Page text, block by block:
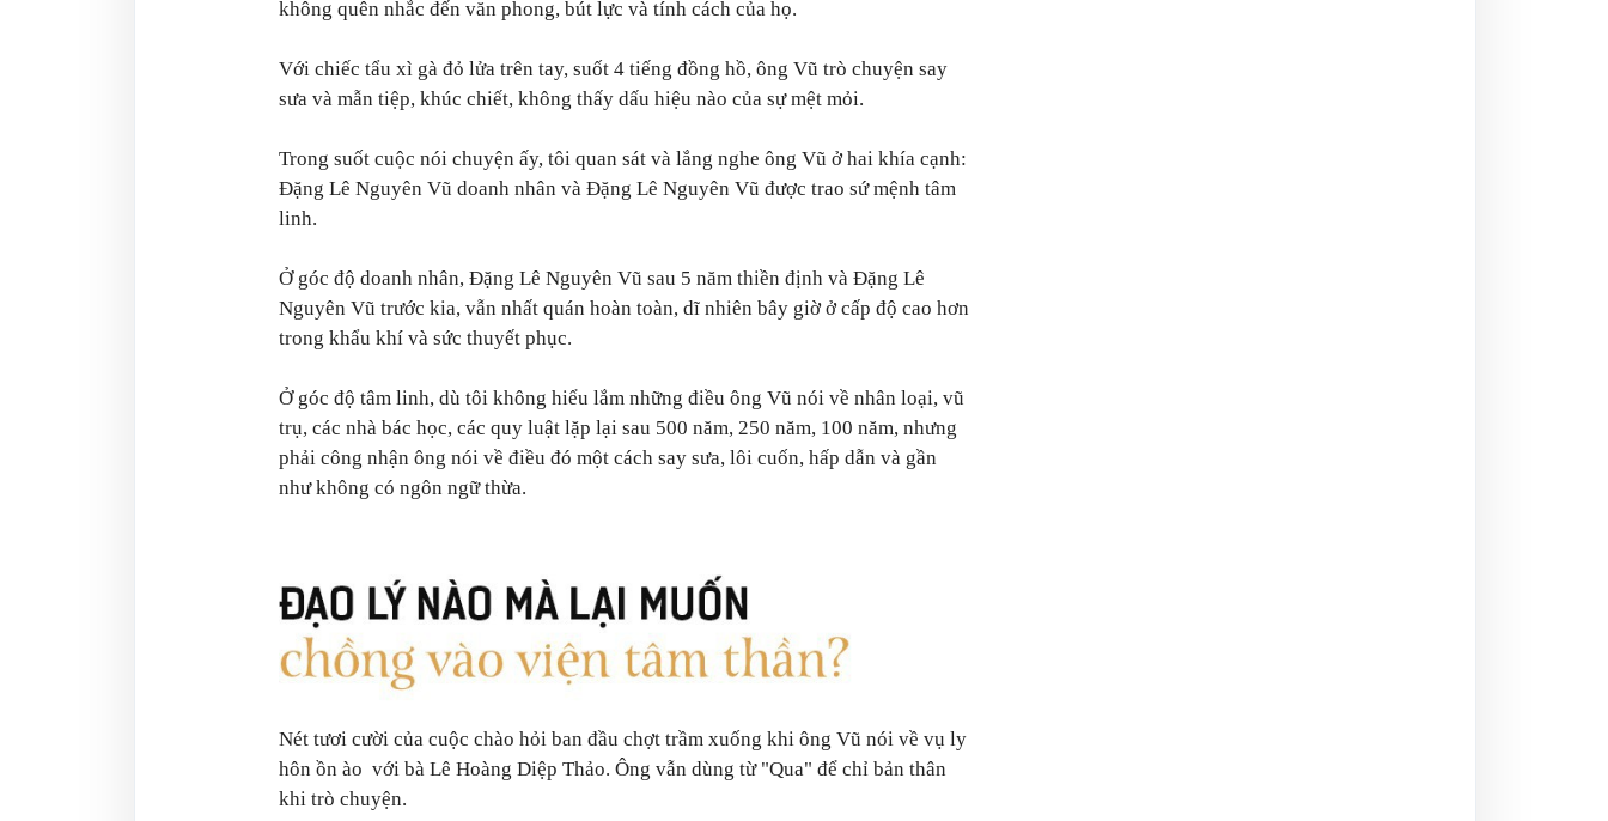
không quên nhắc đến văn phong, bút lực và tính cách của họ.
Với chiếc tẩu xì gà đỏ lửa trên tay, suốt 4 tiếng đồng hồ, ông Vũ trò chuyện say
sưa và mẫn tiệp, khúc chiết, không thấy dấu hiệu nào của sự mệt mỏi.
Trong suốt cuộc nói chuyện ấy, tôi quan sát và lắng nghe ông Vũ ở hai khía cạnh:
Đặng Lê Nguyên Vũ doanh nhân và Đặng Lê Nguyên Vũ được trao sứ mệnh tâm
linh.
Ở góc độ doanh nhân, Đặng Lê Nguyên Vũ sau 5 năm thiền định và Đặng Lê
Nguyên Vũ trước kia, vẫn nhất quán hoàn toàn, dĩ nhiên bây giờ ở cấp độ cao hơn
trong khẩu khí và sức thuyết phục.
Ở góc độ tâm linh, dù tôi không hiểu lắm những điều ông Vũ nói về nhân loại, vũ
trụ, các nhà bác học, các quy luật lặp lại sau 500 năm, 250 năm, 100 năm, nhưng
phải công nhận ông nói về điều đó một cách say sưa, lôi cuốn, hấp dẫn và gần
như không có ngôn ngữ thừa.
Nét tươi cười của cuộc chào hỏi ban đầu chợt trầm xuống khi ông Vũ nói về vụ ly
hôn ồn ào với bà Lê Hoàng Diệp Thảo. Ông vẫn dùng từ "Qua" để chỉ bản thân
khi trò chuyện.